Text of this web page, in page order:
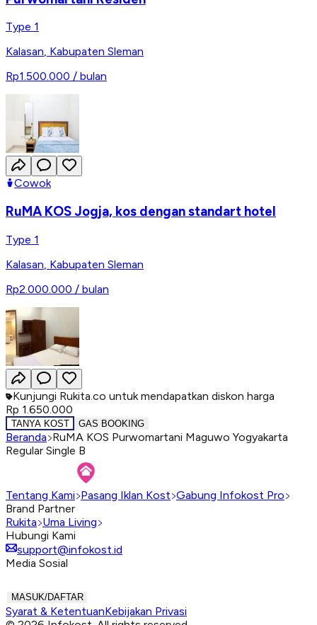
Type 1
Kalasan, Kabupaten Sleman
Rp1.500.000 / bulan
Cowok
RuMA KOS Jogja, kos dengan standart hotel
Type 1
Kalasan, Kabupaten Sleman
Rp2.000.000 / bulan
Kunjungi Rukita.co untuk mendapatkan diskon harga
Rp 1.650.000
TANYA KOST GAS BOOKING
Beranda RuMA KOS Purwomartani Maguwo Yogyakarta
Regular Single B
Tentang Kami Pasang Iklan Kost Gabung Infokost Pro
Brand Partner
Rukita Uma Living
Hubungi Kami
support@infokost.id
Media Sosial
MASUK/DAFTAR
Syarat & KetentuanKebijakan Privasi